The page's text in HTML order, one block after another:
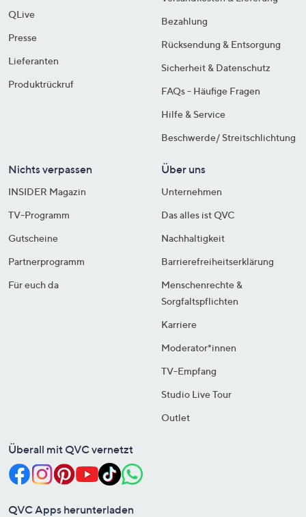
QLive
Presse
Lieferanten
Produktrückruf
Bezahlung
Rücksendung & Entsorgung
Sicherheit & Datenschutz
FAQs - Häufige Fragen
Hilfe & Service
Beschwerde/ Streitschlichtung
Nichts verpassen
INSIDER Magazin
TV-Programm
Gutscheine
Partnerprogramm
Für euch da
Über uns
Unternehmen
Das alles ist QVC
Nachhaltigkeit
Barrierefreiheitserklärung
Menschenrechte &
Sorgfaltspflichten
Karriere
Moderator*innen
TV-Empfang
Studio Live Tour
Outlet
Überall mit QVC vernetzt
QVC Apps herunterladen